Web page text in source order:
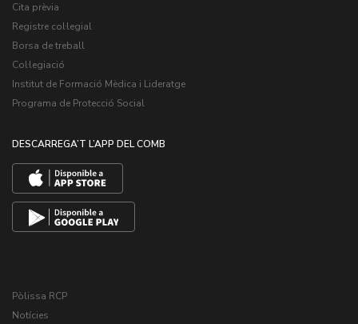
Cita prèvia
Registre col·legial
Borsa de treball
Col·legiació
Institut de Formació Mèdica i Lideratge
Programa de Protecció Social
DESCARREGA’T L’APP DEL COMB
Pòlissa RCP
Notícies